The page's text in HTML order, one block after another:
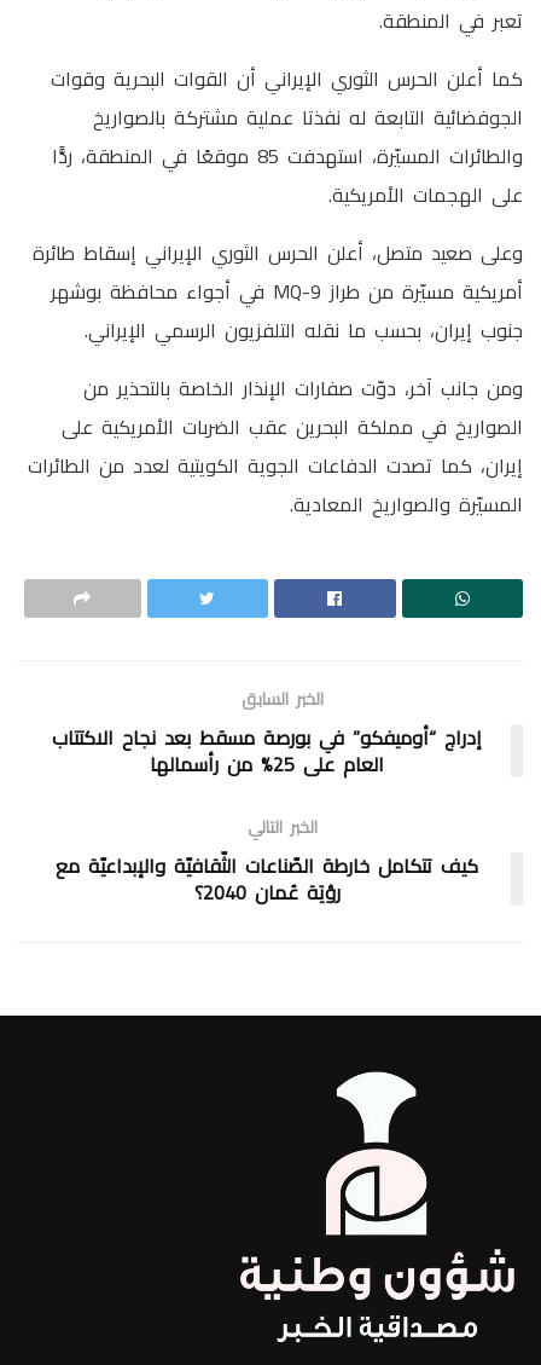
تعبر في المنطقة.
كما أعلن الحرس الثوري الإيراني أن القوات البحرية وقوات
الجوفضائية التابعة له نفذتا عملية مشتركة بالصواريخ
والطائرات المسيّرة، استهدفت 85 موقعًا في المنطقة، ردًّا
على الهجمات الأمريكية.
وعلى صعيد متصل، أعلن الحرس الثوري الإيراني إسقاط طائرة
أمريكية مسيّرة من طراز MQ-9 في أجواء محافظة بوشهر
جنوب إيران، بحسب ما نقله التلفزيون الرسمي الإيراني.
ومن جانب آخر، دوّت صفارات الإنذار الخاصة بالتحذير من
الصواريخ في مملكة البحرين عقب الضربات الأمريكية على
إيران، كما تصدت الدفاعات الجوية الكويتية لعدد من الطائرات
المسيّرة والصواريخ المعادية.
الخبر السابق
إدراج “أوميفكو” في بورصة مسقط بعد نجاح الاكتتاب
العام على 25% من رأسمالها
الخبر التالي
كيف تتكامل خارطة الصّناعات الثّقافيّة والإبداعيّة مع
رؤيَة عُمان 2040؟